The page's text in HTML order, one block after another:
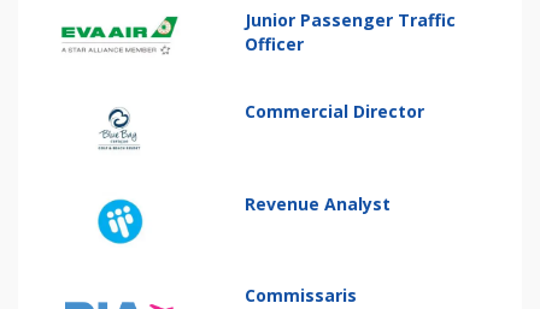
Junior Passenger Traffic
Officer
Commercial Director
Revenue Analyst
Commissaris